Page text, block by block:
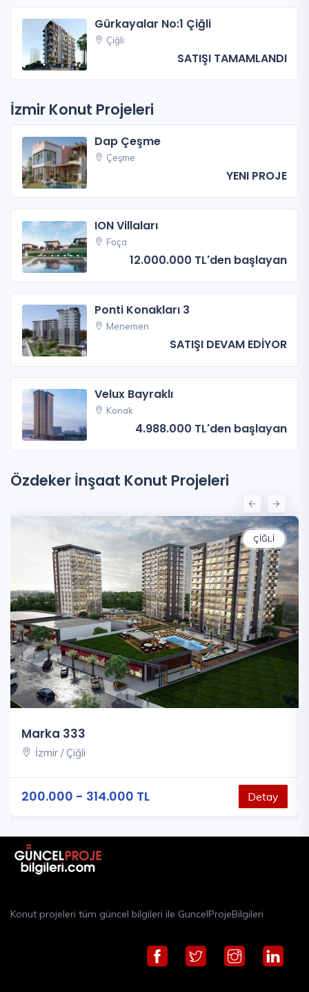
Gürkayalar No:1 Çiğli
Çiğli
SATIŞI TAMAMLANDI
İzmir Konut Projeleri
Dap Çeşme
Çeşme
YENI PROJE
ION Villaları
Foça
12.000.000 TL'den başlayan
Ponti Konakları 3
Menemen
SATIŞI DEVAM EDİYOR
Velux Bayraklı
Konak
4.988.000 TL'den başlayan
Özdeker İnşaat Konut Projeleri
ÇIĞLI
Marka 333
İzmir / Çiğli
200.000 - 314.000 TL Detay
Konut projeleri tüm güncel bilgileri ile GuncelProjeBilgileri